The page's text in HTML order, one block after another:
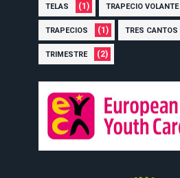
TELAS (1) TRAPECIO VOLANTE
TRAPECIOS (1) TRES CANTOS
TRIMESTRE (2)